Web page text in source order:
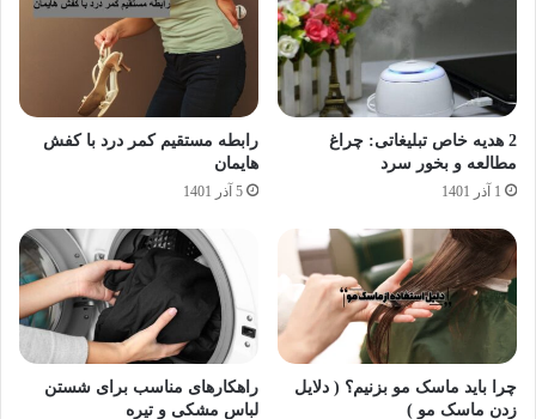
2 هدیه خاص تبلیغاتی: چراغ
مطالعه و بخور سرد
1 آذر 1401
رابطه مستقیم کمر درد با کفش
هایمان
5 آذر 1401
چرا باید ماسک مو بزنیم؟ ( دلایل
زدن ماسک مو )
راهکارهای مناسب برای شستن
لباس مشکی و تیره